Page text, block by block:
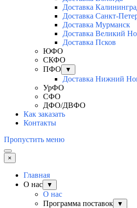
Доставка
Доставка Санкт-
Доставка Мурманск
Доставка Великий
Доставка Псков
ЮФО
СКФО
ПФО
▼
Доставка Нижний
УрФО
СФО
ДФО/ДВФО
Как заказать
Контакты
Пропустить меню
×
Главная
О нас
▼
О нас
Программа поставок
▼